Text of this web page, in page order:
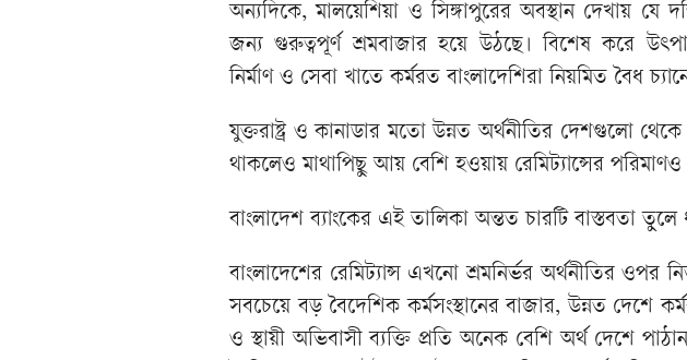
অন্যদিকে, মালয়েশিয়া ও সিঙ্গাপুরের অবস্থান দেখায় যে
জন্য গুরুত্বপূর্ণ শ্রমবাজার হয়ে উঠছে। বিশেষ করে
নির্মাণ ও সেবা খাতে কর্মরত বাংলাদেশিরা নিয়মিত বৈধ
যুক্তরাষ্ট্র ও কানাডার মতো উন্নত অর্থনীতির দেশগুলো
থাকলেও মাথাপিছু আয় বেশি হওয়ায় রেমিট্যান্সের পরিমাণও
বাংলাদেশ ব্যাংকের এই তালিকা অন্তত চারটি বাস্তবতা
বাংলাদেশের রেমিট্যান্স এখনো শ্রমনির্ভর অর্থনীতির ওপর
সবচেয়ে বড় বৈদেশিক কর্মসংস্থানের বাজার, উন্নত দেশে
ও স্থায়ী অভিবাসী ব্যক্তি প্রতি অনেক বেশি অর্থ দেশে